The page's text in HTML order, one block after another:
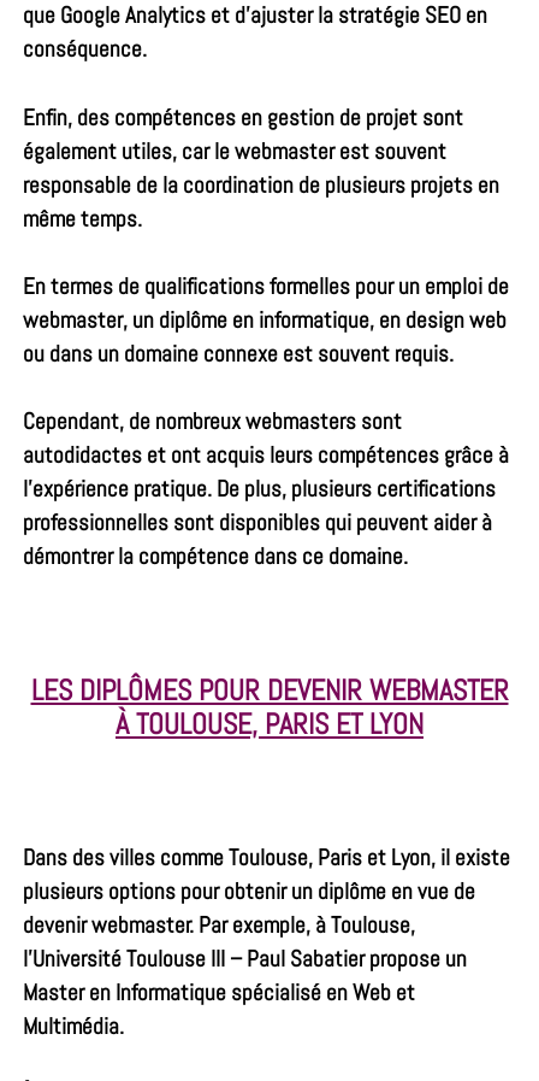
que Google Analyticset d’ajuster la stratégie SEO en
conséquence.
Enfin, des compétences en gestion de projet sont
également utiles, car le webmaster est souvent
responsable de la coordination de plusieurs projets en
même temps.
En termes de qualifications formelles pour un emploi de
webmaster, un diplôme en informatique, en design web
ou dans un domaine connexe est souvent requis.
Cependant, de nombreux webmasters sont
autodidactes et ont acquis leurs compétences grâce à
l’expérience pratique. De plus, plusieurs certifications
professionnelles sont disponibles qui peuvent aider à
démontrer la compétence dans ce domaine.
LES DIPLÔMES POUR DEVENIR WEBMASTER
À TOULOUSE, PARIS ET LYON
Dans des villes comme Toulouse, Paris et Lyon, il existe
plusieurs options pour obtenir un diplôme en vue de
devenir webmaster. Par exemple, à Toulouse,
l’Université Toulouse III – Paul Sabatier propose un
Master en Informatique spécialisé en Web et
Multimédia.